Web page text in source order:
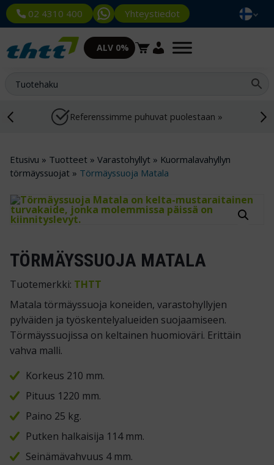
02 4310 400 Yhteystiedot
ALV 0%
Referenssimme puhuvat puolestaan »
Etusivu » Tuotteet » Varastohyllyt » Kuormalavahyllyn
törmäyssuojat » Törmäyssuoja Matala
TÖRMÄYSSUOJA MATALA
Tuotemerkki: THTT
Matala törmäyssuoja koneiden, varastohyllyjen
pylväiden ja työskentelyalueiden suojaamiseen.
Törmäyssuojissa on keltainen huomioväri. Erittäin
vahva malli.
Korkeus 210 mm.
Pituus 1220 mm.
Paino 25 kg.
Putken halkaisija 114 mm.
Seinämävahvuus 4 mm.